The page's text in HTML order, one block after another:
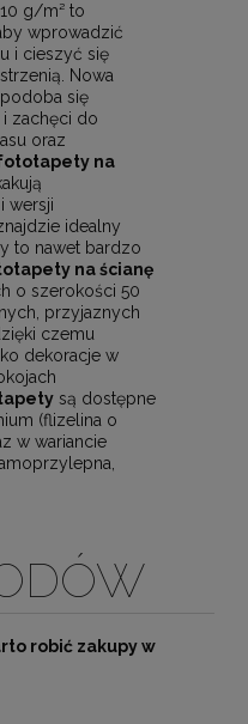
g/m² to
wprowadzić
i cieszyć się
Nowa
się
zachęci do
oraz
na
wersji
idealny
to nawet bardzo
na ścianę
o szerokości 50
przyjaznych
czemu
dekoracje w
są dostępne
(flizelina o
w wariancie
robić zakupy w